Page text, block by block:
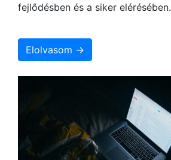
fejlődésben és a siker elérésében.
Elolvasom →